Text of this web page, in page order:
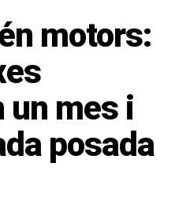
motors:
un mes i
posada